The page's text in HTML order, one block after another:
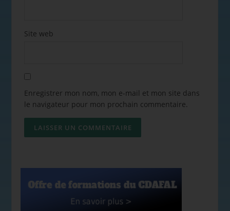
Site web
Enregistrer mon nom, mon e-mail et mon site dans
le navigateur pour mon prochain commentaire.